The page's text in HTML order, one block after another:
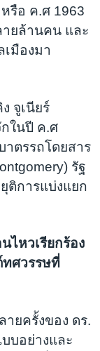
รือ ค.ศ 1963
ยล้านคน และ
มืองมา
จูเนียร์
กในปี ค.ศ
ตรรถโดยสาร
รัฐ
ติการแบ่งแยก
ไหวเรียกร้อง
ทศวรรษที่
ยครั้งของ ดร.
บอย่างและ